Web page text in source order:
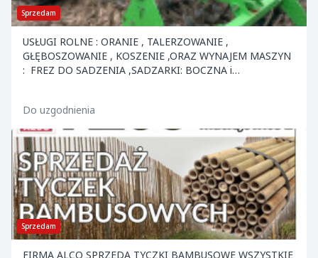
Sprzedam
USŁUGI ROLNE : ORANIE , TALERZOWANIE ,
GŁĘBOSZOWANIE , KOSZENIE ,ORAZ WYNAJEM MASZYN
: FREZ DO SADZENIA ,SADZARKI: BOCZNA i
Do uzgodnienia
Sprzedam
FIRMA ALCO SPRZEDA TYCZKI BAMBUSOWE WSZYSTKIE